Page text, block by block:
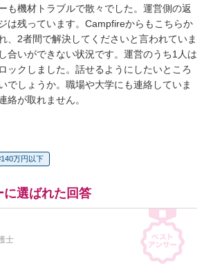
も機材トラブルで散々でした。運営側の返
は残っています。Campfireからもこちらか
、2者間で解決してくださいと言われていま
合いができない状況です。運営のうち1人は
ックしました。話せるようにしたいところ
でしょうか。職場や大学にも連絡していま
絡が取れません。
140万円以下
選ばれた回答
士